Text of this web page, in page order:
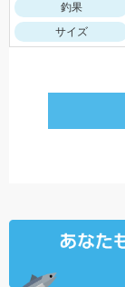
釣果
サイズ